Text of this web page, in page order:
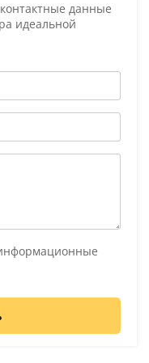
данные
идеальной